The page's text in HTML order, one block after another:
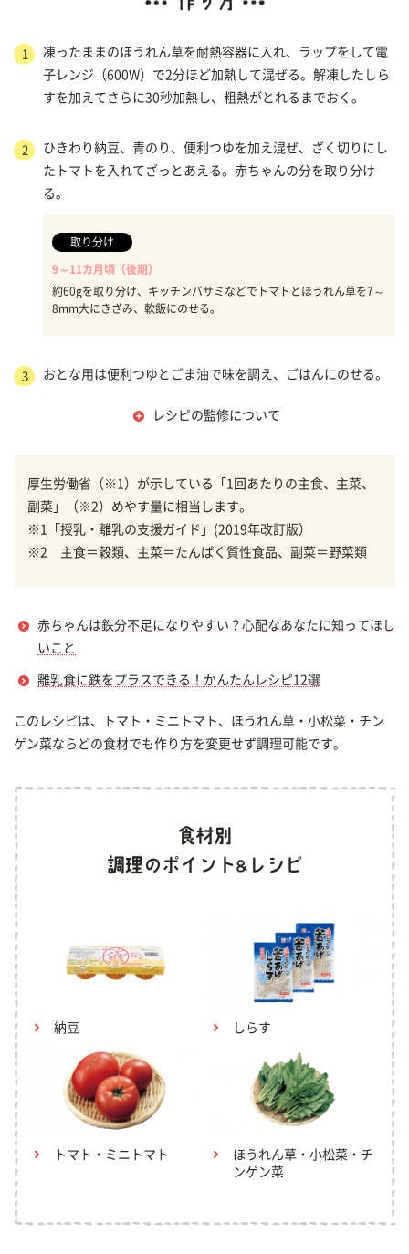
1
凍ったままのほうれん草を耐熱容器に入れ、ラップをして電
子レンジ（600W）で2分ほど加熱して混ぜる。解凍したしら
すを加えてさらに30秒加熱し、粗熱がとれるまでおく。
2
ひきわり納豆、青のり、便利つゆを加え混ぜ、ざく切りにし
たトマトを入れてざっとあえる。赤ちゃんの分を取り分け
る。
取り分け
9～11カ月頃（後期）
約60gを取り分け、キッチンバサミなどでトマトとほうれん草を7～
8mm大にきざみ、軟飯にのせる。
3 おとな用は便利つゆとごま油で味を調え、ごはんにのせる。
レシピの監修について
厚生労働省（※1）が示している「1回あたりの主食、主菜、
副菜」（※2）めやす量に相当します。
※1「授乳・離乳の支援ガイド」(2019年改訂版）
※2 主食＝穀類、主菜＝たんぱく質性食品、副菜＝野菜類
赤ちゃんは鉄分不足になりやすい？心配なあなたに知ってほし
いこと
離乳食に鉄をプラスできる！かんたんレシピ12選
このレシピは、トマト・ミニトマト、ほうれん草・小松菜・チン
ゲン菜ならどの食材でも作り方を変更せず調理可能です。
納豆 しらす
トマト・ミニトマト
ほうれん草・小松菜・チ
ンゲン菜